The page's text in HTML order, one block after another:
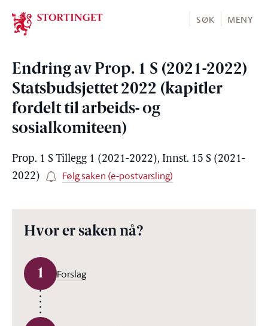
Stortinget.no
SØK MENY
Endring av Prop. 1 S (2021-2022)
Statsbudsjettet 2022 (kapitler
fordelt til arbeids- og
sosialkomiteen)
Prop. 1 S Tillegg 1 (2021-2022), Innst. 15 S (2021-
2022)
Følg saken (e-postvarsling)
Hvor er saken nå?
1 Forslag